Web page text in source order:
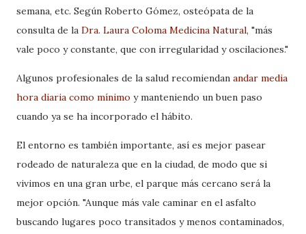
semana, etc. Según Roberto Gómez, osteópata de la
consulta de la Dra. Laura Coloma Medicina Natural, "más
vale poco y constante, que con irregularidad y oscilaciones."
Algunos profesionales de la salud recomiendan andar media
hora diaria como mínimo y manteniendo un buen paso
cuando ya se ha incorporado el hábito.
El entorno es también importante, así es mejor pasear
rodeado de naturaleza que en la ciudad, de modo que si
vivimos en una gran urbe, el parque más cercano será la
mejor opción. "Aunque más vale caminar en el asfalto
buscando lugares poco transitados y menos contaminados,